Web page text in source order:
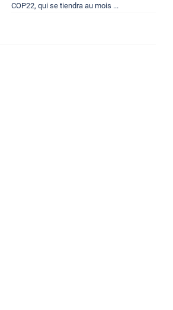
COP22, qui se tiendra au mois ...